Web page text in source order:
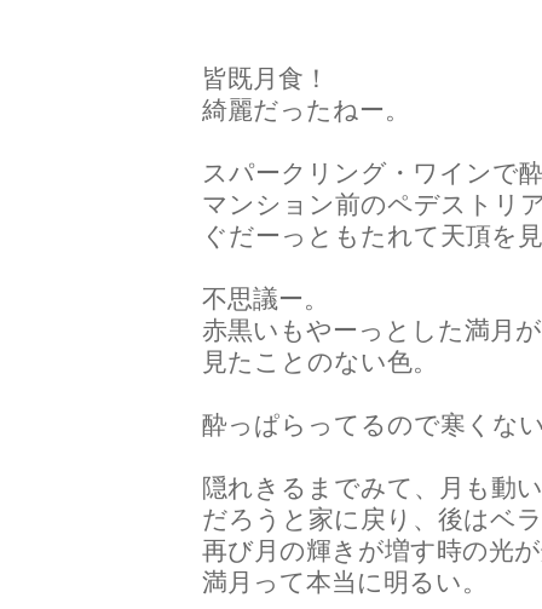
皆既月食！
綺麗だったねー。
スパークリング・ワインで
マンション前のペデストリ
ぐだーっともたれて天頂を
不思議ー。
赤黒いもやーっとした満月
見たことのない色。
酔っぱらってるので寒くな
隠れきるまでみて、月も動
だろうと家に戻り、後はベ
再び月の輝きが増す時の光
満月って本当に明るい。